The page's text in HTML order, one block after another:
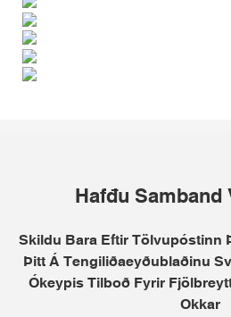
Hafđu Samband
Skildu Bara Eftir Tölvupóstinn
Þitt Á Tengiliðaeyðublaðinu
Ókeypis Tilboð Fyrir
Okkar